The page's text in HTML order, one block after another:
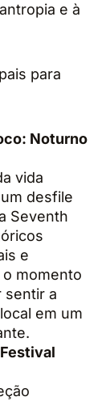
e à
para
Noturno
vida
desfile
Seventh
e
momento
sentir a
em um